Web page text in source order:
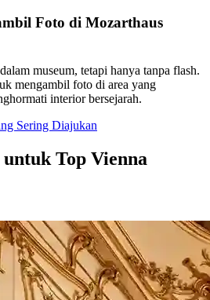
Foto di Mozarthaus
museum, tetapi hanya tanpa flash.
mengambil foto di area yang
interior bersejarah.
Sering Diajukan
Top Vienna